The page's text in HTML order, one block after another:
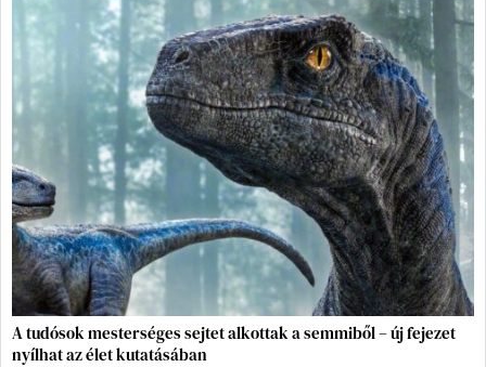
A tudósok mesterséges sejtet alkottak a semmiből – új fejezet
nyílhat az élet kutatásában